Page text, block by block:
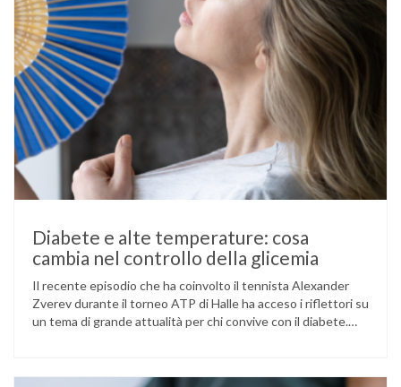
Diabete e alte temperature: cosa
cambia nel controllo della glicemia
Il recente episodio che ha coinvolto il tennista Alexander
Zverev durante il torneo ATP di Halle ha acceso i riflettori su
un tema di grande attualità per chi convive con il diabete.
glucosio lo aveva portato …